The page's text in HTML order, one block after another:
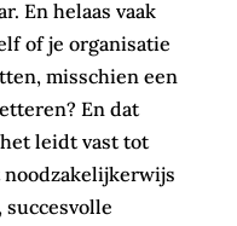
En helaas vaak
of je organisatie
misschien een
En dat
leidt vast tot
noodzakelijkerwijs
succesvolle